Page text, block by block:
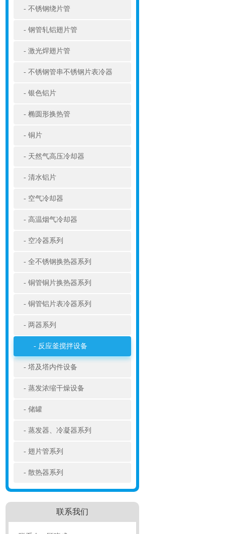
不锈钢绕片管
钢管轧铝翅片管
激光焊翅片管
不锈钢管串不锈钢片表冷器
银色铝片
椭圆形换热管
铜片
天然气高压冷却器
清水铝片
空气冷却器
高温烟气冷却器
空冷器系列
全不锈钢换热器系列
铜管铜片换热器系列
铜管铝片表冷器系列
两器系列
反应釜搅拌设备
塔及塔内件设备
蒸发浓缩干燥设备
储罐
蒸发器、冷凝器系列
翅片管系列
散热器系列
联系我们